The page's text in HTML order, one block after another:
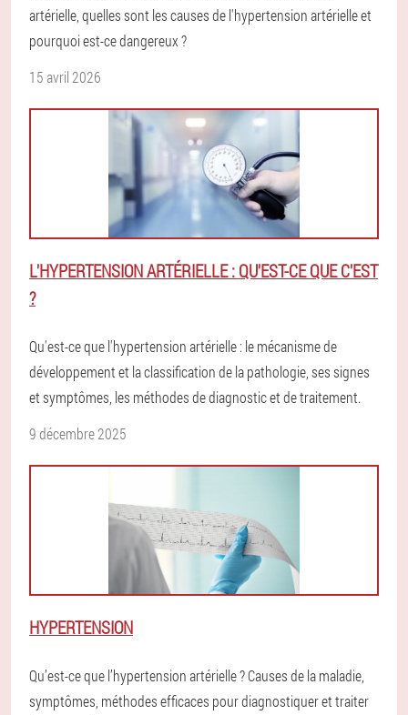
artérielle, quelles sont les causes de l'hypertension artérielle et
pourquoi est-ce dangereux ?
15 avril 2026
L'HYPERTENSION ARTÉRIELLE : QU'EST-CE QUE C'EST
?
Qu'est-ce que l'hypertension artérielle : le mécanisme de
développement et la classification de la pathologie, ses signes
et symptômes, les méthodes de diagnostic et de traitement.
9 décembre 2025
HYPERTENSION
Qu’est-ce que l’hypertension artérielle ? Causes de la maladie,
symptômes, méthodes efficaces pour diagnostiquer et traiter